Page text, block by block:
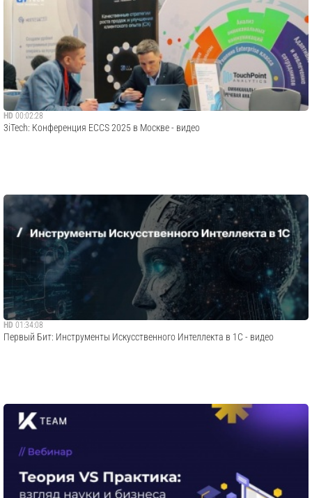
HD 00:02:28
3iTech: Конференция ECCS 2025 в Москве - видео
HD 01:34:08
Первый Бит: Инструменты Искусственного Интеллекта в 1С - видео